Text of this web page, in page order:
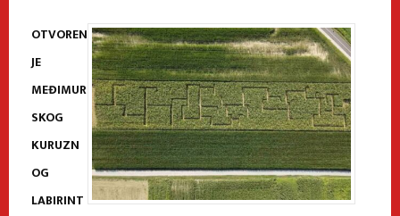
OTVOREN
JE
MEĐIMUR
SKOG
KURUZN
OG
LABIRINT